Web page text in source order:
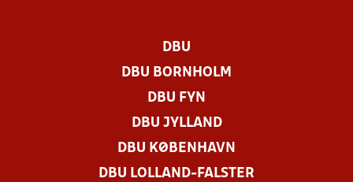
DBU
DBU BORNHOLM
DBU FYN
DBU JYLLAND
DBU KØBENHAVN
DBU LOLLAND-FALSTER